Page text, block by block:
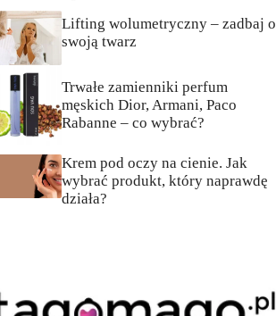
Lifting wolumetryczny – zadbaj o
swoją twarz
Trwałe zamienniki perfum
męskich Dior, Armani, Paco
Rabanne – co wybrać?
Krem pod oczy na cienie. Jak
wybrać produkt, który naprawdę
działa?